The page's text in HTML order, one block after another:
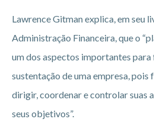
Lawrence Gitman explica, em seu
Administração Financeira, que o
um dos aspectos importantes
sustentação de uma empresa,
dirigir, coordenar e controlar suas
seus objetivos”.